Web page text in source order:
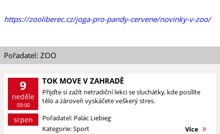
https://zooliberec.cz/joga-pro-pandy-cervene/novinky-v-zoo/
Pořadatel: ZOO
9
neděle
09:00
srpen
TOK MOVE V ZAHRADĚ
Přijďte si zažít netradiční lekci se sluchátky, kde posílíte
tělo a zároveň vyskáčete veškerý stres.
Pořadatel: Palác Liebieg
Kategorie: Sport
Více